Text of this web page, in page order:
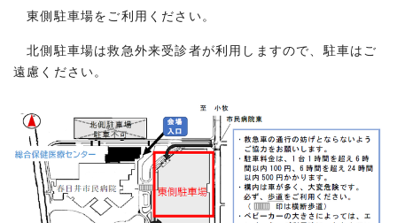
東側駐車場をご利用ください。
北側駐車場は救急外来受診者が利用しますので、駐車はご
遠慮ください。